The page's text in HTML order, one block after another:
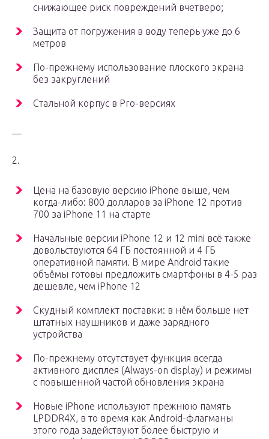
снижающее риск повреждений вчетверо;
Защита от погружения в воду теперь уже до 6
метров
По-прежнему использование плоского экрана
без закруглений
Стальной корпус в Pro-версиях
—
2.
Цена на базовую версию iPhone выше, чем
когда-либо: 800 долларов за iPhone 12 против
700 за iPhone 11 на старте
Начальные версии iPhone 12 и 12 mini всё также
довольствуются 64 ГБ постоянной и 4 ГБ
оперативной памяти. В мире Android такие
объёмы готовы предложить смартфоны в 4-5 раз
дешевле, чем iPhone 12
Скудный комплект поставки: в нём больше нет
штатных наушников и даже зарядного
устройства
По-прежнему отсутствует функция всегда
активного дисплея (Always-on display) и режимы
с повышенной частой обновления экрана
Новые iPhone используют прежнюю память
LPDDR4X, в то время как Android-флагманы
этого года задействуют более быструю и